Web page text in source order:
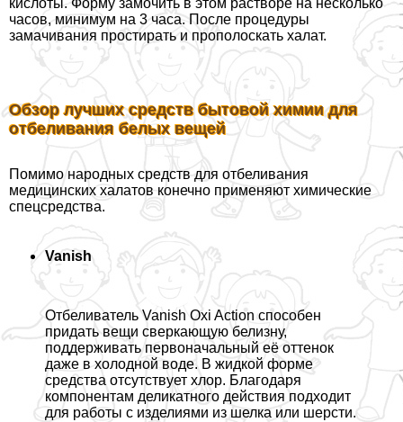
кислоты. Форму замочить в этом растворе на несколько
часов, минимум на 3 часа. После процедуры
замачивания простирать и прополоскать халат.
Обзор лучших средств бытовой химии для
отбеливания белых вещей
Помимо народных средств для отбеливания
медицинских халатов конечно применяют химические
спецсредства.
Vanish
Отбеливатель Vanish Oxi Action способен
придать вещи сверкающую белизну,
поддерживать первоначальный её оттенок
даже в холодной воде. В жидкой форме
средства отсутствует хлор. Благодаря
компонентам деликатного действия подходит
для работы с изделиями из шелка или шерсти.